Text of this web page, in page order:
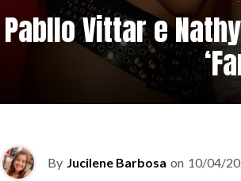
Pabllo Vittar e
By Jucilene Barbosa on 10/04/